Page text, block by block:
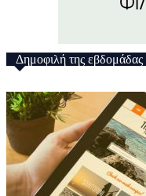
Δημοφιλή της εβδομάδας